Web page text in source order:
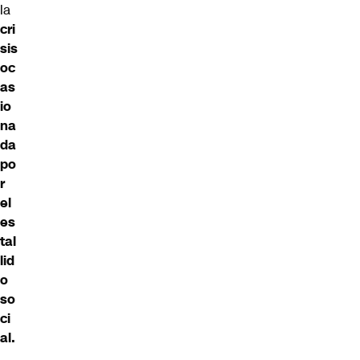
la
cri
sis
oc
as
io
na
da
po
r
el
es
tal
lid
o
so
ci
al.